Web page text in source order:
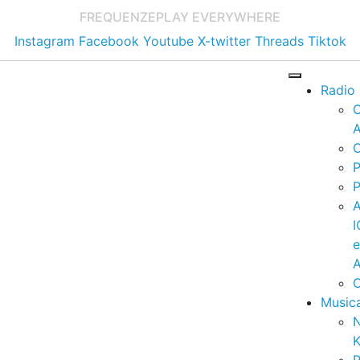
FREQUENZEPLAY EVERYWHERE
Instagram Facebook Youtube X-twitter Threads Tiktok
Radio
e